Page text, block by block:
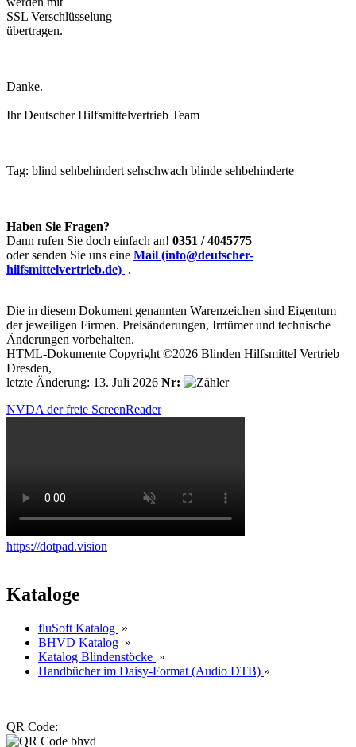
SSL Verschlüsselung
übertragen.
Danke.
Ihr Deutscher Hilfsmittelvertrieb Team
Tag: blind sehbehindert sehschwach blinde sehbehinderte
Haben Sie Fragen?
Dann rufen Sie doch einfach an! 0351 / 4045775
oder senden Sie uns eine Mail (info@deutscher-
hilfsmittelvertrieb.de) .
Die in diesem Dokument genannten Warenzeichen sind Eigentum
der jeweiligen Firmen. Preisänderungen, Irrtümer und technische
Änderungen vorbehalten.
HTML-Dokumente Copyright ©2026 Blinden Hilfsmittel Vertrieb
Dresden,
letzte Änderung: 13. Juli 2026 Nr:
NVDA der freie ScreenReader
https://dotpad.vision
Kataloge
fluSoft Katalog »
BHVD Katalog »
Katalog Blindenstöcke »
Handbücher im Daisy-Format (Audio DTB) »
QR Code: